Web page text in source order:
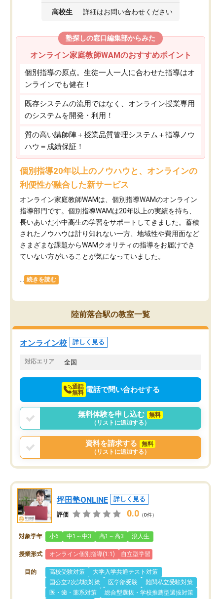
高校生 詳細はお問い合わせください
塾探しの窓口編集部からみた
オンライン家庭教師WAMのおすすめポイント
個別指導の原点。生徒一人一人に合わせた指導はオ
ンラインでも健在！
既存システムの流用ではなく、オンライン授業専用
のシステムを開発・利用！
質の高い講師陣＋授業品質管理システム＋指導ノウ
ハウ＝成績保証！
個別指導20年以上のノウハウと、オンラインの
利便性が融合した新サービス
オンライン家庭教師WAMは、個別指導WAMのオンライン
指導部門です。個別指導WAMは20年以上の実績を持ち、
長いあいだ小中高生の学習をサポートしてきました。蓄積
されたノウハウは計り知れない一方、地域性や費用面など
さまざまな課題からWAMクオリティの指導をお届けでき
ていない方がいることが気になっていました。
続きを読む
陸前落合駅の教室一覧
オンライン校 詳しく見る
対応エリア 全国
通話
無料 電話で問い合わせする
無料体験を申し込む
無料
（リストに追加する）
資料を請求する
無料
（リストに追加する）
坪田塾ONLINE 詳しく見る
評価 0.0 （0件）
対象学年 小6 中1～中3 高1～高3 浪人生
授業形式 オンライン個別指導(1:1) 自立型学習
目的 高校受験対策
大学入学共通テスト対策
国公立2次試験対策
医学部受験
難関私立受験対策
医・歯・薬系対策
総合型選抜・学校推薦型選抜対策